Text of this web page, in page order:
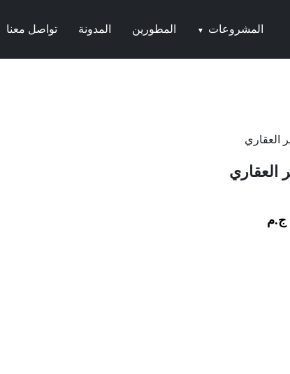
المشروعات ▼ المطورين المدونة تواصل معنا